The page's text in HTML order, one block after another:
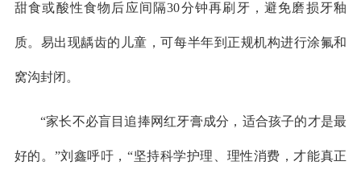
甜食或酸性食物后应间隔30分钟再刷牙，避免磨损牙釉
质。易出现龋齿的儿童，可每半年到正规机构进行涂氟和
窝沟封闭。
“家长不必盲目追捧网红牙膏成分，适合孩子的才是最
好的。”刘鑫呼吁，“坚持科学护理、理性消费，才能真正